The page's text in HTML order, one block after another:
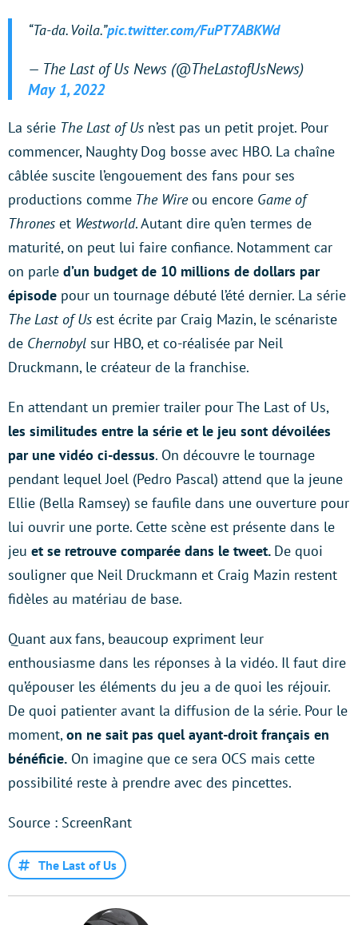
“Ta-da. Voila.”pic.twitter.com/FuPT7ABKWd
— The Last of Us News (@TheLastofUsNews)
May 1, 2022
La série The Last of Us n’est pas un petit projet. Pour
commencer, Naughty Dog bosse avec HBO. La chaîne
câblée suscite l’engouement des fans pour ses
productions comme The Wireou encore Game of
Thrones et Westworld. Autant dire qu’en termes de
maturité, on peut lui faire confiance. Notamment car
on parle d’un budget de 10 millions de dollars par
épisode pour un tournage débuté l’été dernier. La série
The Last of Us est écrite par Craig Mazin, le scénariste
de Chernobyl sur HBO, et co-réalisée par Neil
Druckmann, le créateur de la franchise.
En attendant un premier trailer pour The Last of Us,
les similitudes entre la série et le jeu sont dévoilées
par une vidéo ci-dessus. On découvre le tournage
pendant lequel Joel (Pedro Pascal) attend que la jeune
Ellie (Bella Ramsey) se faufile dans une ouverture pour
lui ouvrir une porte. Cette scène est présente dans le
jeu et se retrouve comparée dans le tweet. De quoi
souligner que Neil Druckmann et Craig Mazin restent
fidèles au matériau de base.
Quant aux fans, beaucoup expriment leur
enthousiasme dans les réponses à la vidéo. Il faut dire
qu’épouser les éléments du jeu a de quoi les réjouir.
De quoi patienter avant la diffusion de la série. Pour le
moment,on ne sait pas quel ayant-droit français en
bénéficie. On imagine que ce sera OCS mais cette
possibilité reste à prendre avec des pincettes.
Source : ScreenRant
The Last of Us